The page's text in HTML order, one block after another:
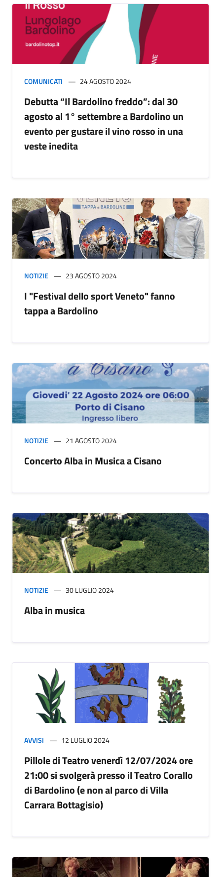
COMUNICATI 24 AGOSTO 2024
Debutta “Il Bardolino freddo”: dal 30
agosto al 1° settembre a Bardolino un
evento per gustare il vino rosso in una
veste inedita
NOTIZIE 23 AGOSTO 2024
I "Festival dello sport Veneto" fanno
tappa a Bardolino
NOTIZIE 21 AGOSTO 2024
Concerto Alba in Musica a Cisano
NOTIZIE 30 LUGLIO 2024
Alba in musica
AVVISI 12 LUGLIO 2024
Pillole di Teatro venerdì 12/07/2024 ore
21:00 si svolgerà presso il Teatro Corallo
di Bardolino (e non al parco di Villa
Carrara Bottagisio)